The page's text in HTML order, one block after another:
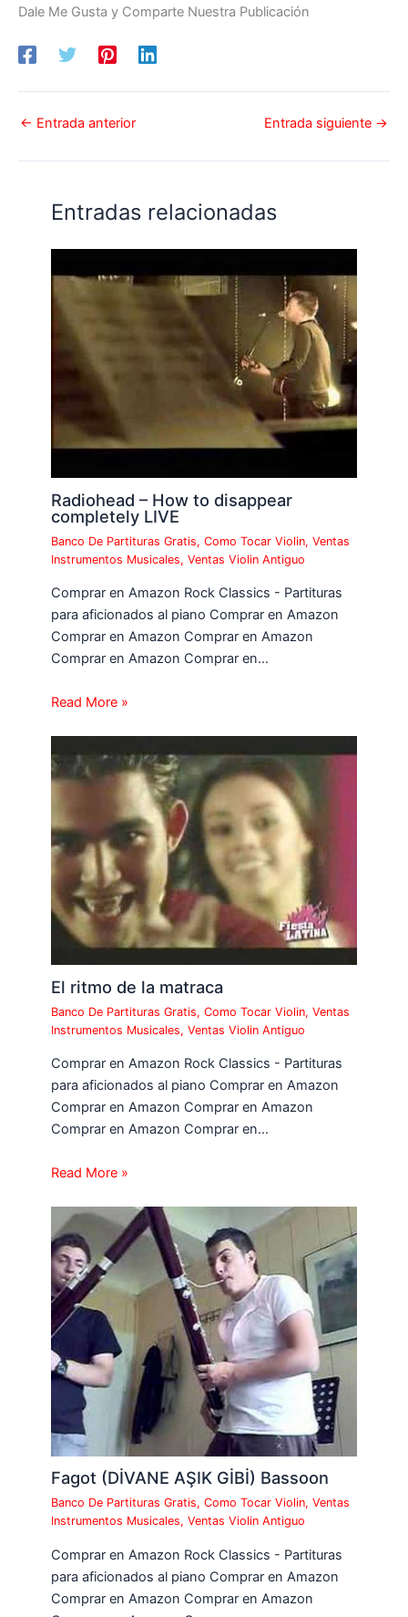
Dale Me Gusta y Comparte Nuestra Publicación
← Entrada anterior Entrada siguiente →
Entradas relacionadas
Radiohead – How to disappear
completely LIVE
Banco De Partituras Gratis,Como Tocar Violin,Ventas
Instrumentos Musicales,Ventas Violin Antiguo
Comprar en Amazon Rock Classics - Partituras
para aficionados al piano Comprar en Amazon
Comprar en Amazon Comprar en Amazon
Comprar en Amazon Comprar en…
Read More »
El ritmo de la matraca
Banco De Partituras Gratis,Como Tocar Violin,Ventas
Instrumentos Musicales,Ventas Violin Antiguo
Comprar en Amazon Rock Classics - Partituras
para aficionados al piano Comprar en Amazon
Comprar en Amazon Comprar en Amazon
Comprar en Amazon Comprar en…
Read More »
Fagot (DİVANE AŞIK GİBİ) Bassoon
Banco De Partituras Gratis,Como Tocar Violin,Ventas
Instrumentos Musicales,Ventas Violin Antiguo
Comprar en Amazon Rock Classics - Partituras
para aficionados al piano Comprar en Amazon
Comprar en Amazon Comprar en Amazon